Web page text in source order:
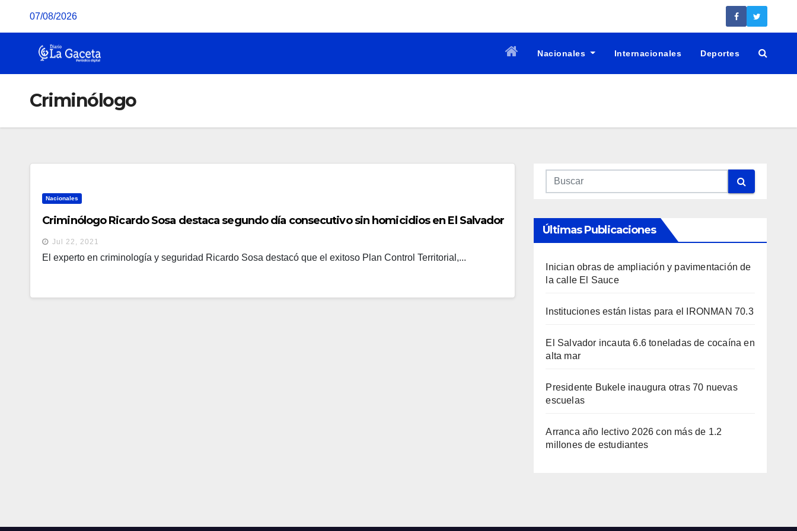
07/08/2026
Nacionales Internacionales Deportes
Criminólogo
Nacionales
Criminólogo Ricardo Sosa destaca segundo día consecutivo sin homicidios en El Salvador
Jul 22, 2021
El experto en criminología y seguridad Ricardo Sosa destacó que el exitoso Plan Control Territorial,...
Últimas Publicaciones
Inician obras de ampliación y pavimentación de
la calle El Sauce
Instituciones están listas para el IRONMAN 70.3
El Salvador incauta 6.6 toneladas de cocaína en
alta mar
Presidente Bukele inaugura otras 70 nuevas
escuelas
Arranca año lectivo 2026 con más de 1.2
millones de estudiantes